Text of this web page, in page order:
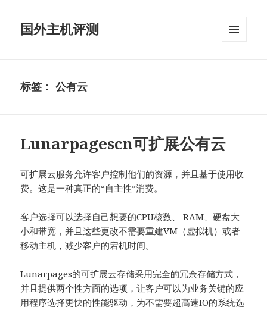
国外主机评测
标签：公有云
Lunarpagescn可扩展公有云
可扩展云服务允许客户控制他们的资源，并且基于使用收
费。这是一种真正的“自主性”消费。
客户选择可以选择自己想要的CPU核数、 RAM、硬盘大
小和带宽，并且这些更改不需要重建VM（虚拟机）或者
移动主机，减少客户的宕机时间。
Lunarpages的可扩展云存储采用完全的冗余存储方式，
并且提供两个性方面的选项，让客户可以为业务关键的应
用程序选择更快的性能驱动，为不需要超高速IO的系统选